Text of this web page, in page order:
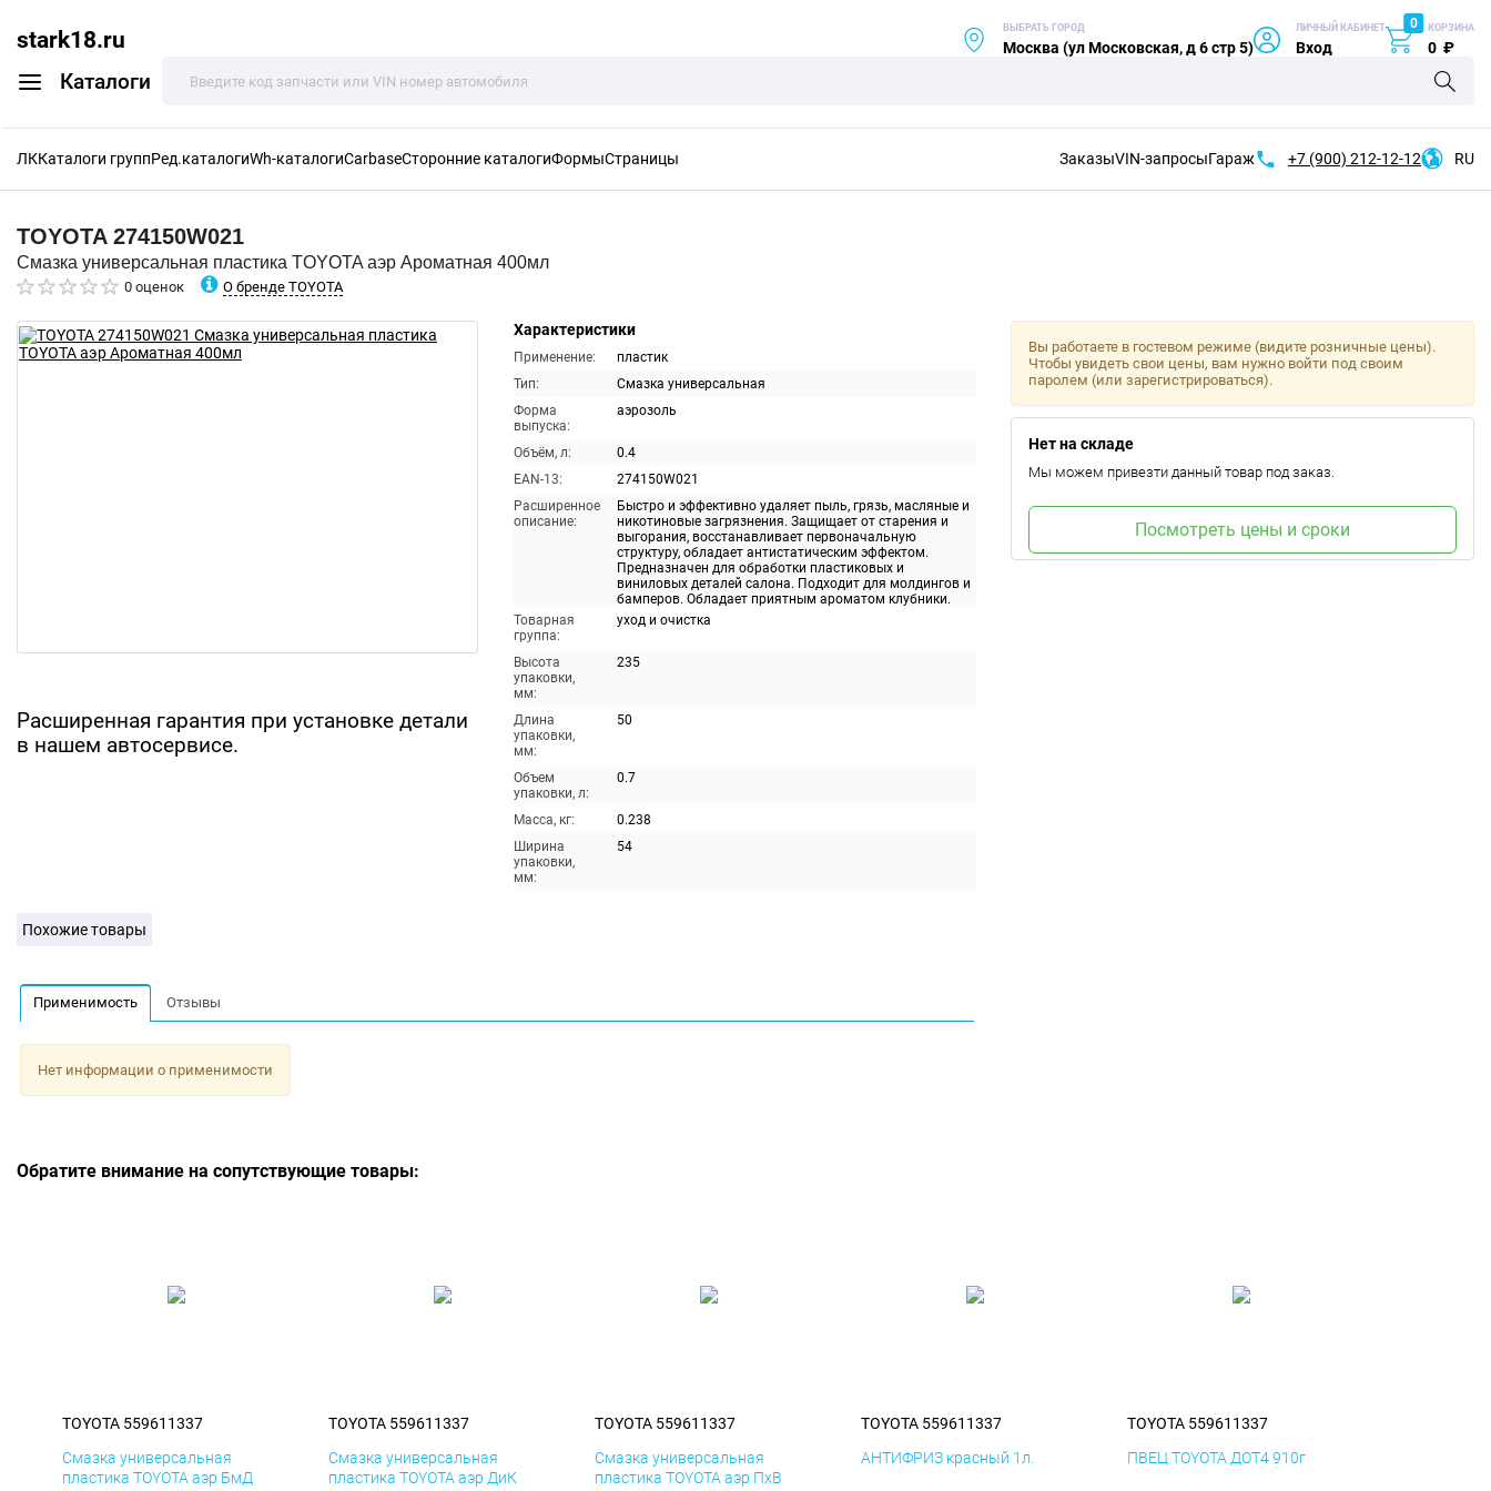
stark18.ru
Каталоги
ВЫБРАТЬ ГОРОД
Москва (ул Московская, д 6 стр 5)
ЛИЧНЫЙ КАБИНЕТ
Вход
0 КОРЗИНА
0 ₽
ЛККаталоги группРед.каталогиWh-каталогиCarbaseСторонние каталогиФормыСтраницы ЗаказыVIN-запросыГараж +7 (900) 212-12-12 RU
TOYOTA 274150W021
Смазка универсальная пластика TOYOTA аэр Ароматная 400мл
0 оценок О бренде TOYOTA
Расширенная гарантия при установке детали
в нашем автосервисе.
Характеристики
Применение:
пластик
Тип:
Смазка универсальная
Форма
выпуска:
аэрозоль
Объём, л:
0.4
EAN-13:
274150W021
Расширенное
описание:
Быстро и эффективно удаляет пыль, грязь, масляные и
никотиновые загрязнения. Защищает от старения и
выгорания, восстанавливает первоначальную
структуру, обладает антистатическим эффектом.
Предназначен для обработки пластиковых и
виниловых деталей салона. Подходит для молдингов и
бамперов. Обладает приятным ароматом клубники.
Товарная
группа:
уход и очистка
Высота
упаковки,
мм:
235
Длина
упаковки,
мм:
50
Объем
упаковки, л:
0.7
Масса, кг:
0.238
Ширина
упаковки,
мм:
54
Вы работаете в гостевом режиме (видите розничные цены).
Чтобы увидеть свои цены, вам нужно войти под своим
паролем (или зарегистрироваться).
Нет на складе
Мы можем привезти данный товар под заказ.
Посмотреть цены и сроки
Похожие товары
Применимость Отзывы
Нет информации о применимости
Обратите внимание на сопутствующие товары:
TOYOTA 559611337
Смазка универсальная
пластика TOYOTA аэр БмД
TOYOTA 559611337
Смазка универсальная
пластика TOYOTA аэр ДиК
TOYOTA 559611337
Смазка универсальная
пластика TOYOTA аэр ПхВ
TOYOTA 559611337
АНТИФРИЗ красный 1л.
TOYOTA 559611337
ПВЕЦ TOYOTA ДОТ4 910г